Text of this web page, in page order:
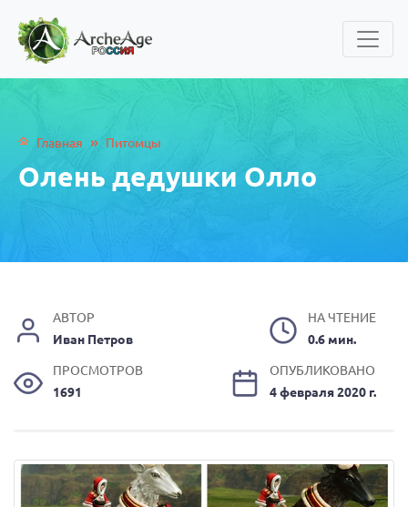
Главная » Питомцы
Олень дедушки Олло
АВТОР
Иван Петров
НА ЧТЕНИЕ
0.6 мин.
ПРОСМОТРОВ
1691
ОПУБЛИКОВАНО
4 февраля 2020 г.